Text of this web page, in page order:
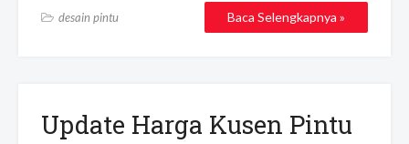
desain pintu Baca Selengkapnya »
Update Harga Kusen Pintu